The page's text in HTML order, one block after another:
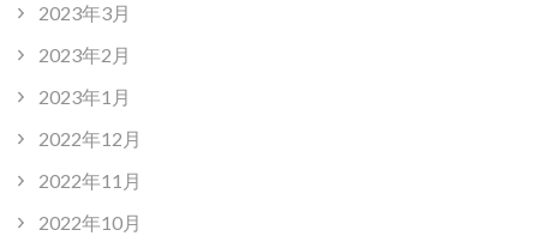
2023年3月
2023年2月
2023年1月
2022年12月
2022年11月
2022年10月